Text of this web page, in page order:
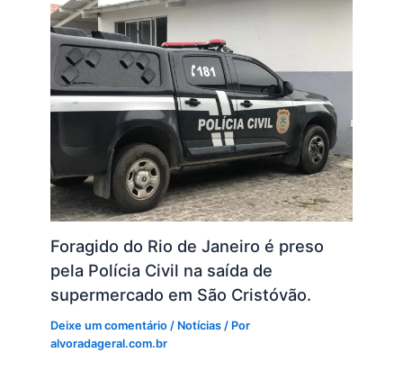
Foragido do Rio de Janeiro é preso
pela Polícia Civil na saída de
supermercado em São Cristóvão.
Deixe um comentário / Notícias / Por
alvoradageral.com.br